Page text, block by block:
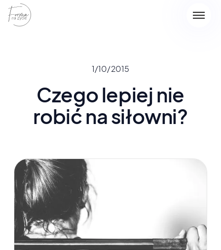
1/10/2015
Czego lepiej nie
robić na siłowni?